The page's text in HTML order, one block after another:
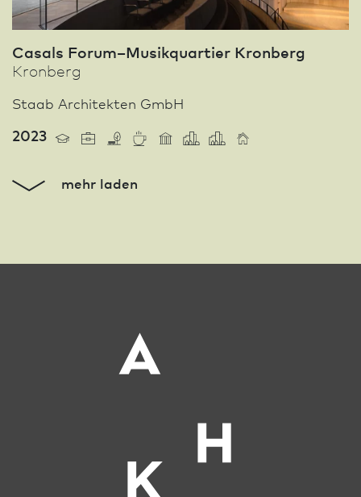
Casals Forum–Musikquartier Kronberg
Kronberg
Staab Architekten GmbH
2023
mehr laden